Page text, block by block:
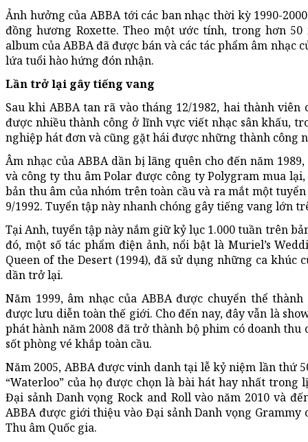
Ảnh hưởng của ABBA tới các ban nhạc thời kỳ 1990-
đồng hương Roxette. Theo một ước tính, trong hơn
album của ABBA đã được bán và các tác phẩm âm nhạc
lứa tuổi hào hứng đón nhận.
Lần trở lại gây tiếng vang
Sau khi ABBA tan rã vào tháng 12/1982, hai thành viên
được nhiều thành công ở lĩnh vực viết nhạc sân khấu,
nghiệp hát đơn và cũng gặt hái được những thành công
Âm nhạc của ABBA dần bị lãng quên cho đến năm
và công ty thu âm Polar được công ty Polygram mua
bản thu âm của nhóm trên toàn cầu và ra mắt một
9/1992. Tuyển tập này nhanh chóng gây tiếng vang lớn
Tại Anh, tuyển tập này nắm giữ kỷ lục 1.000 tuần trên
đó, một số tác phẩm điện ảnh, nổi bật là Muriel’s
Queen of the Desert (1994), đã sử dụng những ca khúc
dần trở lại.
Năm 1999, âm nhạc của ABBA được chuyển thể
được lưu diễn toàn thế giới. Cho đến nay, đây vẫn là
phát hành năm 2008 đã trở thành bộ phim có doanh thu
sốt phòng vé khắp toàn cầu.
Năm 2005, ABBA được vinh danh tại lễ kỷ niệm lần thứ
“Waterloo” của họ được chọn là bài hát hay nhất
Đại sảnh Danh vọng Rock and Roll vào năm 2010 và
ABBA được giới thiệu vào Đại sảnh Danh vọng
Thu âm Quốc gia.